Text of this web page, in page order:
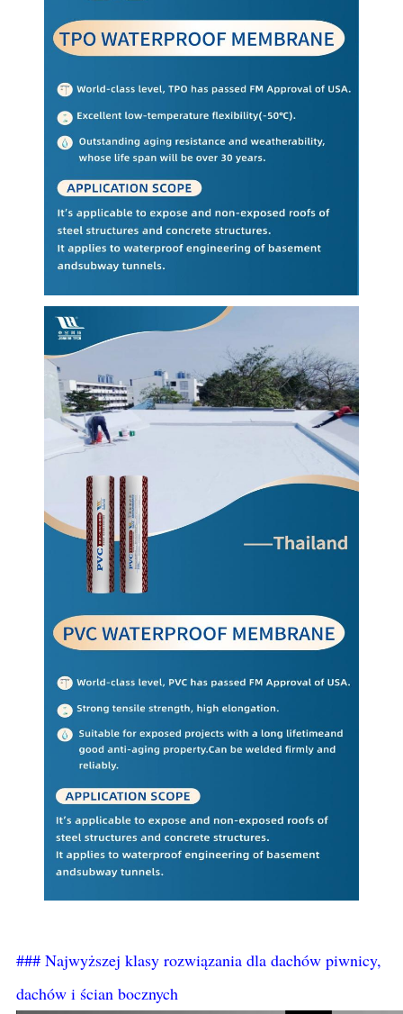
### Najwyższej klasy rozwiązania dla dachów piwnicy,
dachów i ścian bocznych